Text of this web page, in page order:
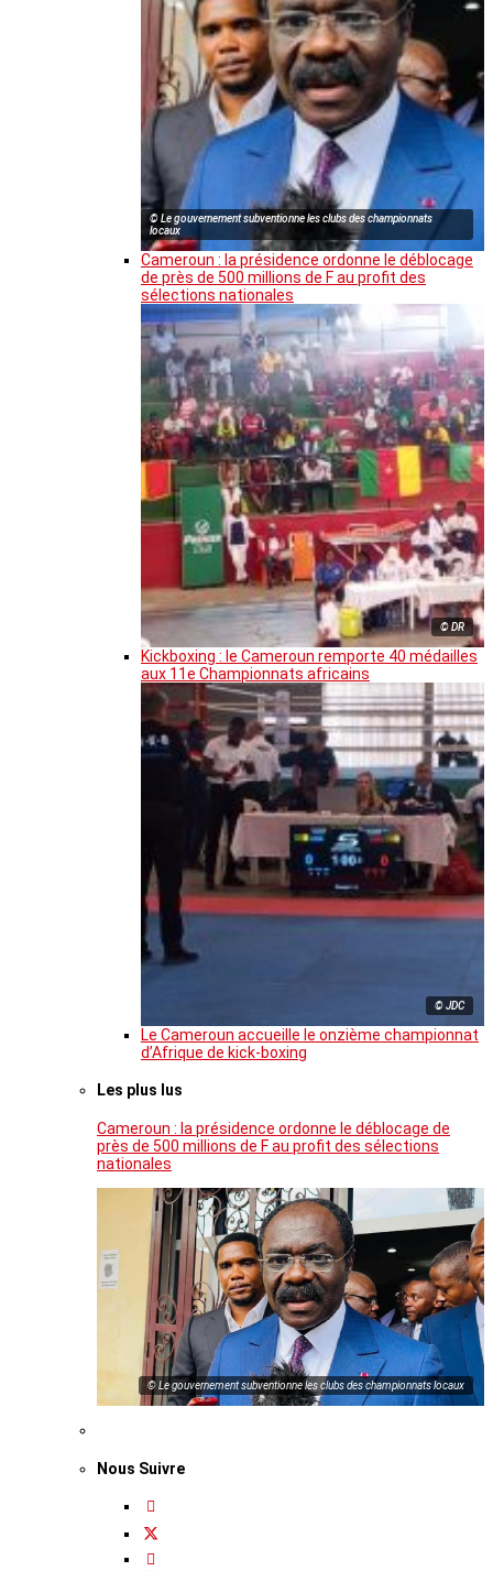
© Le gouvernement subventionne les clubs des championnats
locaux
Cameroun : la présidence ordonne le déblocage
de près de 500 millions de F au profit des
sélections nationales
© DR
Kickboxing : le Cameroun remporte 40 médailles
aux 11e Championnats africains
© JDC
Le Cameroun accueille le onzième championnat
d’Afrique de kick-boxing
Les plus lus
Cameroun : la présidence ordonne le déblocage de
près de 500 millions de F au profit des sélections
nationales
© Le gouvernement subventionne les clubs des championnats locaux
Nous Suivre